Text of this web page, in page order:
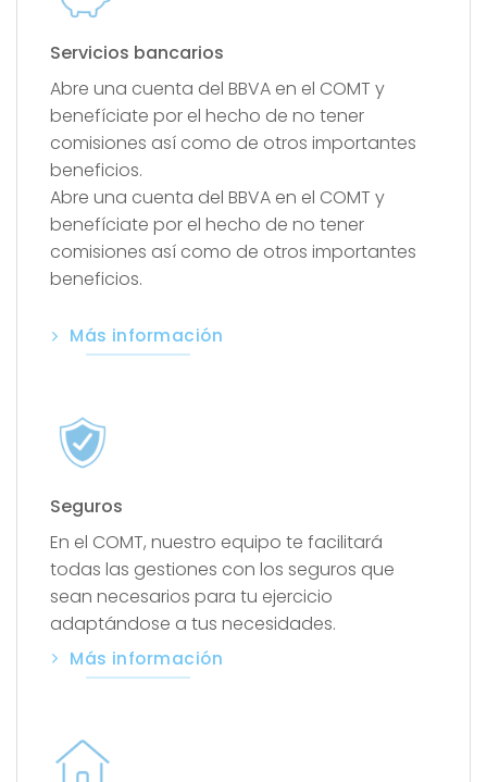
Servicios bancarios
Abre una cuenta del BBVA en el COMT y
benefíciate por el hecho de no tener
comisiones así como de otros importantes
beneficios.
Abre una cuenta del BBVA en el COMT y
benefíciate por el hecho de no tener
comisiones así como de otros importantes
beneficios.
Más información
Seguros
En el COMT, nuestro equipo te facilitará
todas las gestiones con los seguros que
sean necesarios para tu ejercicio
adaptándose a tus necesidades.
Más información